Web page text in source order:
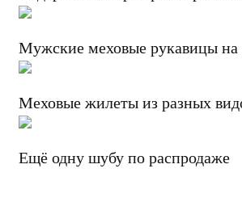
Мужские меховые рукавицы на
Меховые жилеты из разных
Ещё одну шубу по распродаже